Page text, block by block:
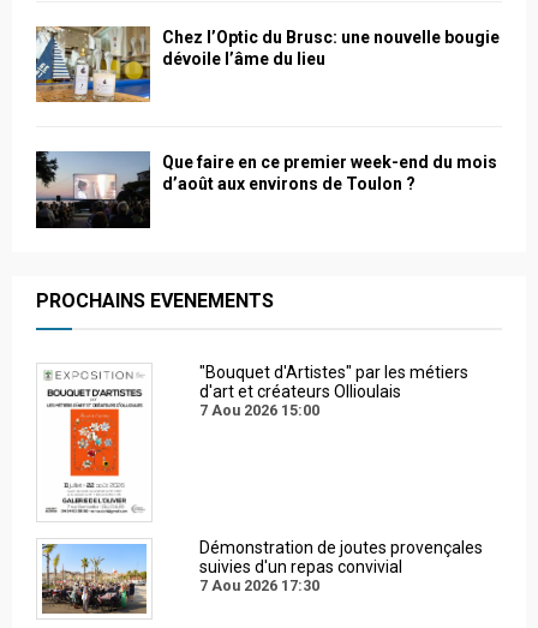
Chez l’Optic du Brusc: une nouvelle bougie
dévoile l’âme du lieu
Que faire en ce premier week-end du mois
d’août aux environs de Toulon ?
PROCHAINS EVENEMENTS
"Bouquet d'Artistes" par les métiers
d'art et créateurs Ollioulais
7 Aou 2026 15:00
Démonstration de joutes provençales
suivies d'un repas convivial
7 Aou 2026 17:30